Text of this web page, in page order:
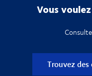
Vous
Trouvez